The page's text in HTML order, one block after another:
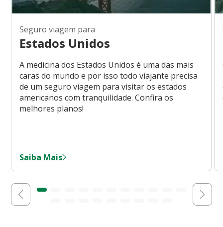
Seguro viagem para
Estados Unidos
A medicina dos Estados Unidos é uma das mais
caras do mundo e por isso todo viajante precisa
de um seguro viagem para visitar os estados
americanos com tranquilidade. Confira os
melhores planos!
Saiba Mais